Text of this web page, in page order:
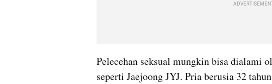
Pelecehan seksual mungkin bisa dialami
seperti Jaejoong JYJ. Pria berusia 32